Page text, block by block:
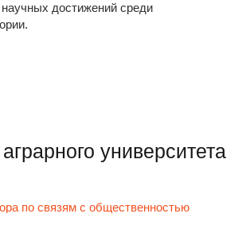
достижений среди
университета
по связям с общественностью